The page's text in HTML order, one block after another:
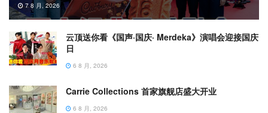
7 8 月, 2026
云顶送你看《国声·国庆· Merdeka》演唱会迎接国庆
日
6 8 月, 2026
Carrie Collections 首家旗舰店盛大开业
6 8 月, 2026